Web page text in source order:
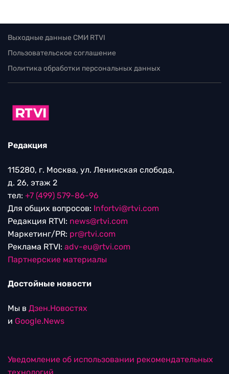
Выходные данные СМИ RTVI
Пользовательское соглашение
Политика обработки персональных данных
Редакция
115280, г. Москва, ул. Ленинская слобода,
д. 26, этаж 2
тел: +7 (499) 579-86-96
Для общих вопросов: Infortvi@rtvi.com
Редакция RTVI: news@rtvi.com
Маркетинг/PR: pr@rtvi.com
Реклама RTVI: adv-eu@rtvi.com
Партнерские материалы
Достойные новости
Мы в Дзен.Новостях
и Google.News
Уведомление об использовании рекомендательных